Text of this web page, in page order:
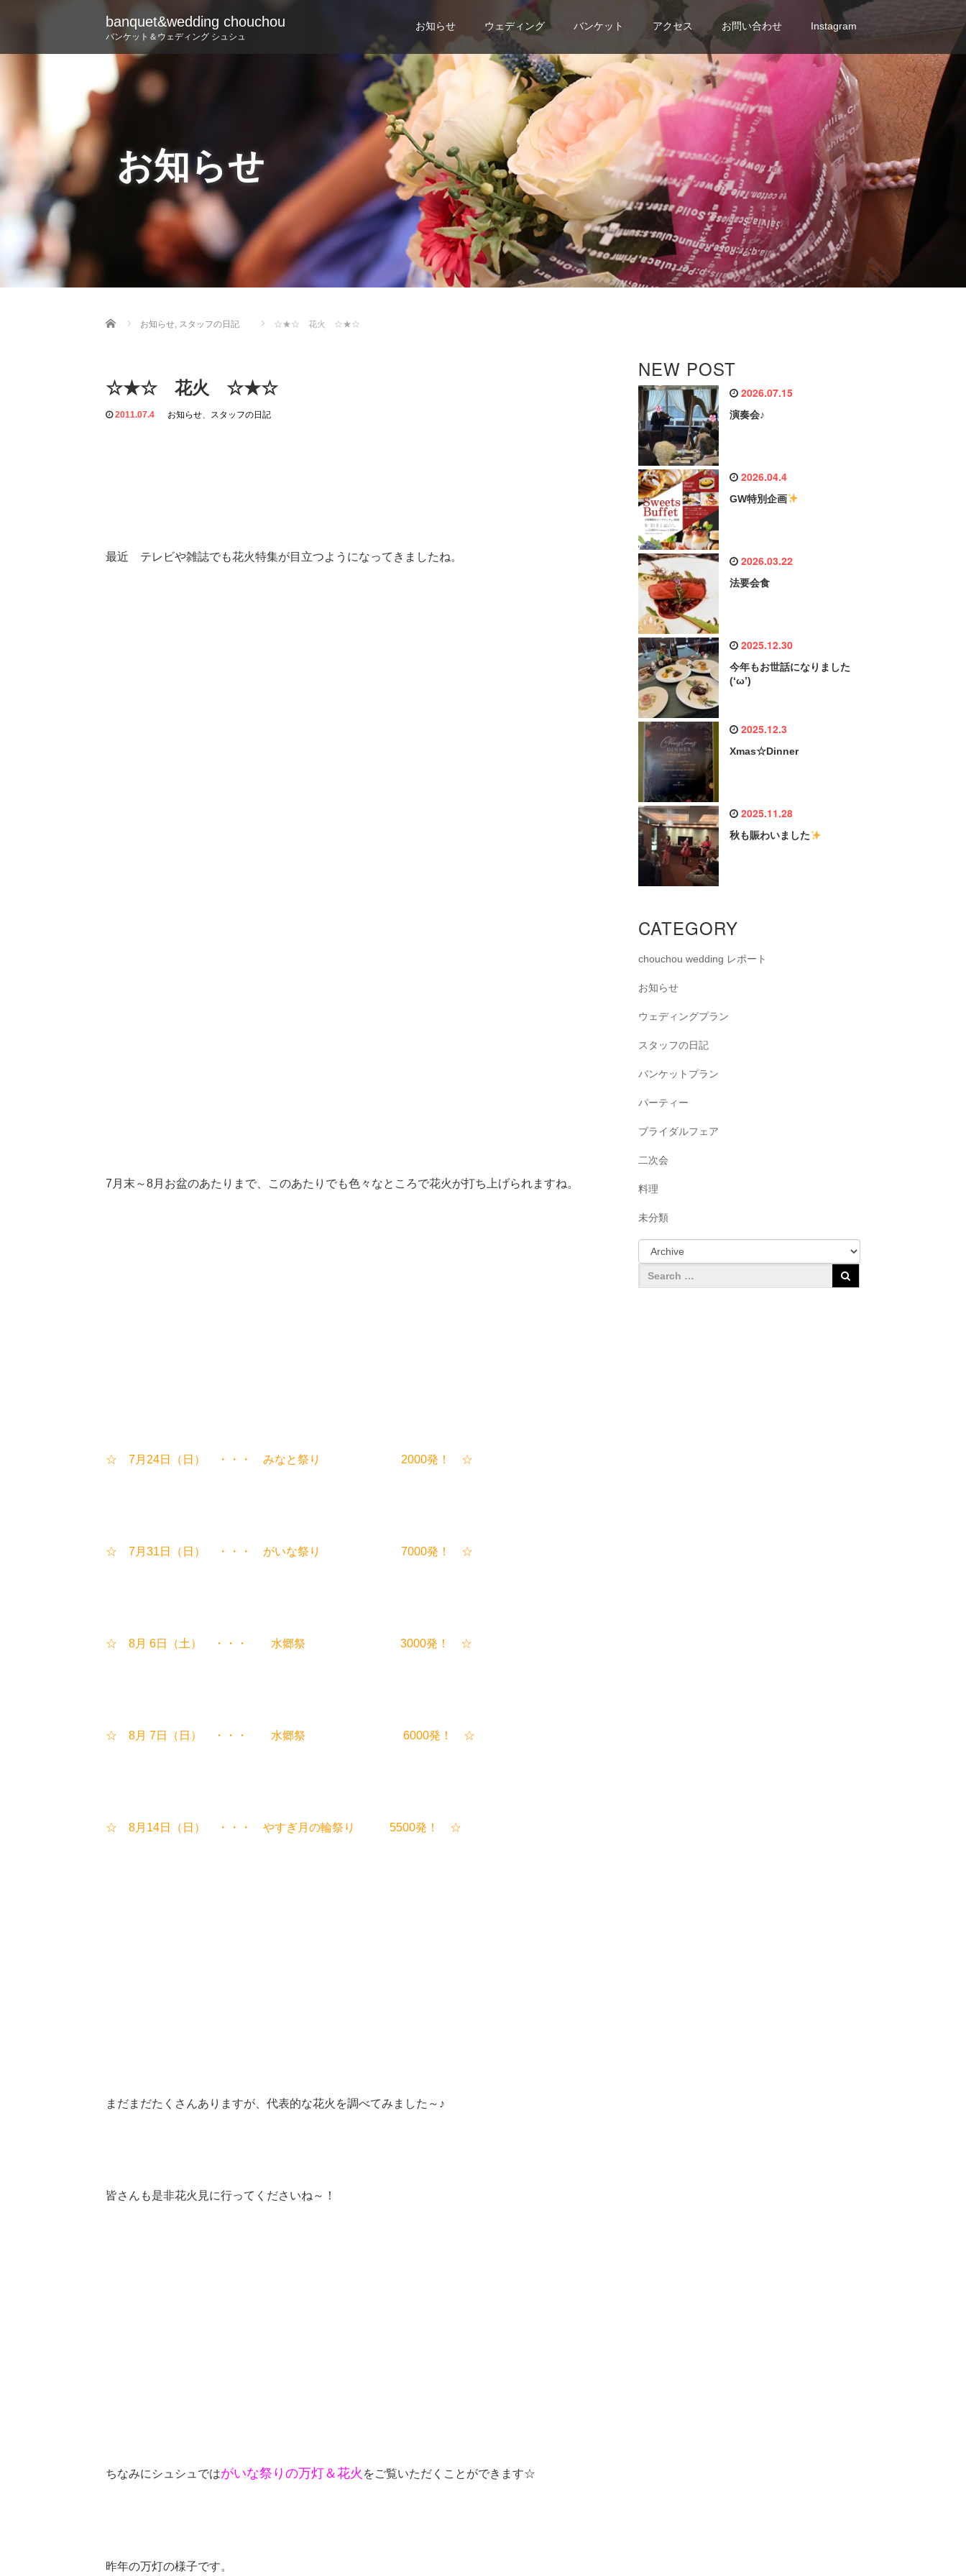
banquet&wedding chouchou
バンケット＆ウェディング シュシュ
お知らせ ウェディング バンケット アクセス お問い合わせ Instagram
お知らせ
Home お知らせ, スタッフの日記 ☆★☆ 花火 ☆★☆
☆★☆ 花火 ☆★☆
2011.07.4 お知らせ、 スタッフの日記
最近 テレビや雑誌でも花火特集が目立つようになってきましたね。
7月末～8月お盆のあたりまで、このあたりでも色々なところで花火が打ち上げられますね。
☆ 7月24日（日） ・・・ みなと祭り 2000発！ ☆
☆ 7月31日（日） ・・・ がいな祭り 7000発！ ☆
☆ 8月 6日（土） ・・・ 水郷祭 3000発！ ☆
☆ 8月 7日（日） ・・・ 水郷祭 6000発！ ☆
☆ 8月14日（日） ・・・ やすぎ月の輪祭り 5500発！ ☆
まだまだたくさんありますが、代表的な花火を調べてみました～♪
皆さんも是非花火見に行ってくださいね～！
ちなみにシュシュではがいな祭りの万灯＆花火 をご覧いただくことができます☆
昨年の万灯の様子です。
NEW POST
2026.07.15
演奏会♪
2026.04.4
GW特別企画
2026.03.22
法要会食
2025.12.30
今年もお世話になりました
(‘ω’)
2025.12.3
Xmas☆Dinner
2025.11.28
秋も賑わいました
CATEGORY
chouchou wedding レポート
お知らせ
ウェディングプラン
スタッフの日記
バンケットプラン
パーティー
ブライダルフェア
二次会
料理
未分類